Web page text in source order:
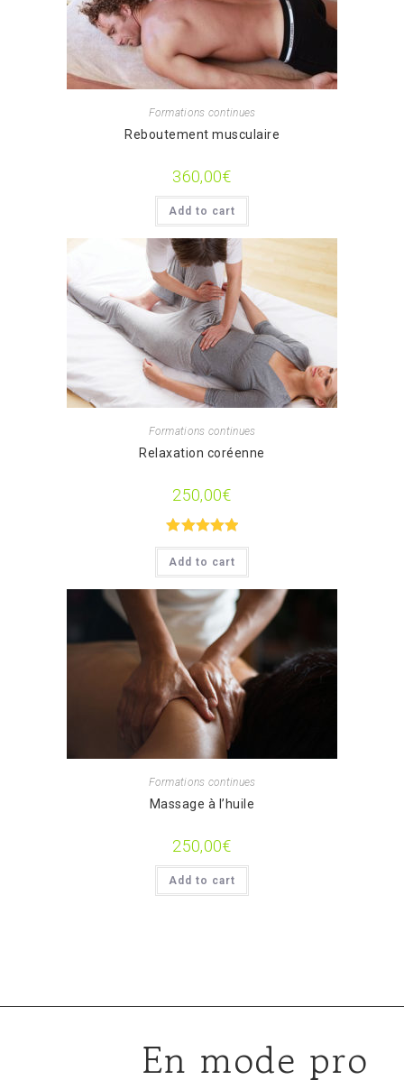
Formations continues
Reboutement musculaire
360,00€
Add to cart
Formations continues
Relaxation coréenne
250,00€
Note5.00
sur 5
Add to cart
Formations continues
Massage à l’huile
250,00€
Add to cart
En mode pro